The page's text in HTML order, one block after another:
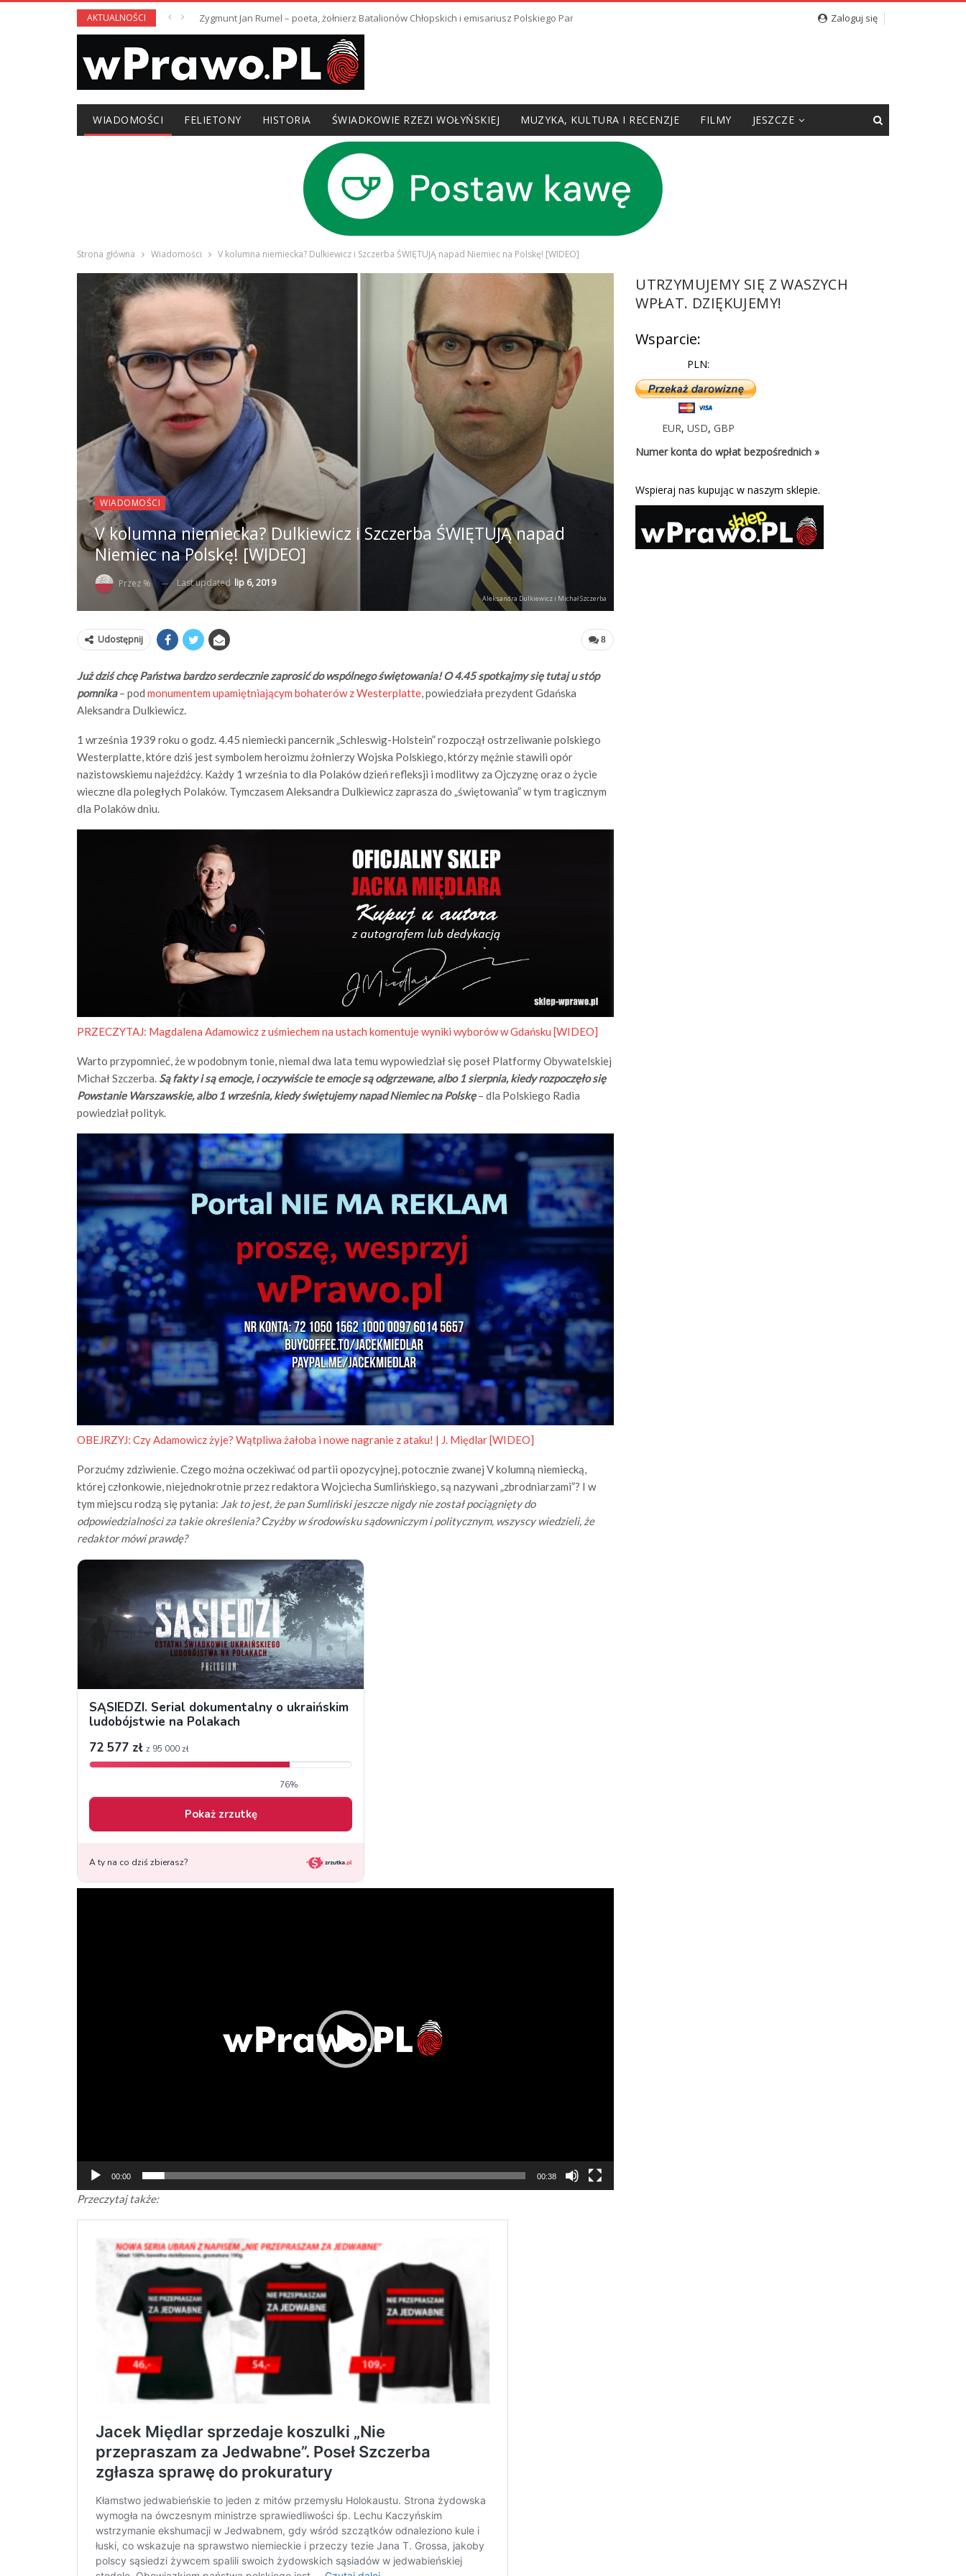
AKTUALNOŚCI Zygmunt Jan Rumel – poeta, żołnierz Batalionów Chłopskich i emisariusz Polskiego Państwa Podziemnego Zaloguj się
WIADOMOŚCI FELIETONY HISTORIA ŚWIADKOWIE RZEZI WOŁYŃSKIEJ MUZYKA, KULTURA I RECENZJE FILMY JESZCZE
Strona główna Wiadomości V kolumna niemiecka? Dulkiewicz i Szczerba ŚWIĘTUJĄ napad Niemiec na Polskę! [WIDEO]
WIADOMOŚCI
V kolumna niemiecka? Dulkiewicz i Szczerba ŚWIĘTUJĄ napad
Niemiec na Polskę! [WIDEO]
Przez % Last updated lip 6, 2019
Aleksandra Dulkiewicz i Michał Szczerba
8
Udostępnij
Już dziś chcę Państwa bardzo serdecznie zaprosić do wspólnego świętowania! O 4.45 spotkajmy się tutaj u stóp
pomnika– pod monumentem upamiętniającym bohaterów z Westerplatte, powiedziała prezydent Gdańska
Aleksandra Dulkiewicz.
1 września 1939 roku o godz. 4.45 niemiecki pancernik „Schleswig-Holstein” rozpoczął ostrzeliwanie polskiego
Westerplatte, które dziś jest symbolem heroizmu żołnierzy Wojska Polskiego, którzy mężnie stawili opór
nazistowskiemu najeźdźcy. Każdy 1 września to dla Polaków dzień refleksji i modlitwy za Ojczyznę oraz o życie
wieczne dla poległych Polaków. Tymczasem Aleksandra Dulkiewicz zaprasza do „świętowania” w tym tragicznym
dla Polaków dniu.
PRZECZYTAJ: Magdalena Adamowicz z uśmiechem na ustach komentuje wyniki wyborów w Gdańsku [WIDEO]
Warto przypomnieć, że w podobnym tonie, niemal dwa lata temu wypowiedział się poseł Platformy Obywatelskiej
Michał Szczerba. Są fakty i są emocje, i oczywiście te emocje są odgrzewane, albo 1 sierpnia, kiedy rozpoczęło się
Powstanie Warszawskie, albo 1 września, kiedy świętujemy napad Niemiec na Polskę– dla Polskiego Radia
powiedział polityk.
OBEJRZYJ: Czy Adamowicz żyje? Wątpliwa żałoba i nowe nagranie z ataku! | J. Międlar [WIDEO]
Porzućmy zdziwienie. Czego można oczekiwać od partii opozycyjnej, potocznie zwanej V kolumną niemiecką,
której członkowie, niejednokrotnie przez redaktora Wojciecha Sumlińskiego, są nazywani „zbrodniarzami”? I w
tym miejscu rodzą się pytania: Jak to jest, że pan Sumliński jeszcze nigdy nie został pociągnięty do
odpowiedzialności za takie określenia? Czyżby w środowisku sądowniczym i politycznym, wszyscy wiedzieli, że
redaktor mówi prawdę?
00:00 00:38
Przeczytaj także:
UTRZYMUJEMY SIĘ Z WASZYCH
WPŁAT. DZIĘKUJEMY!
Wsparcie:
PLN:
EUR,USD,GBP
Numer konta do wpłat bezpośrednich »
Wspieraj nas kupując w naszym sklepie.